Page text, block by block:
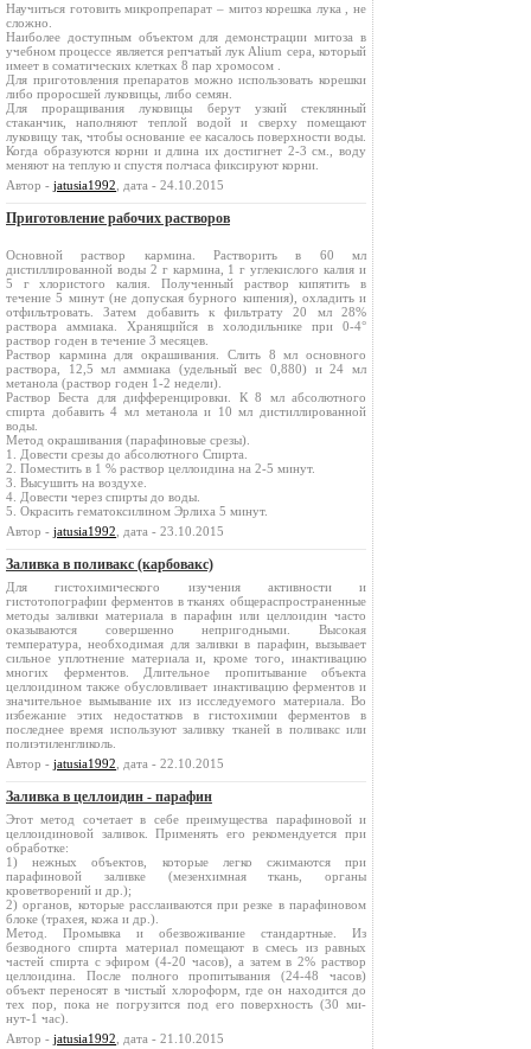
Научиться готовить микропрепарат – митоз корешка лука , не
сложно.
Наиболее доступным объектом для демонстрации митоза в
учебном процессе является репчатый лук Alium сера, который
имеет в соматических клетках 8 пар хромосом .
Для приготовления препаратов можно использовать корешки
либо проросшей луковицы, либо семян.
Для проращивания луковицы берут узкий стеклянный
стаканчик, наполняют теплой водой и сверху помещают
луковицу так, чтобы основание ее касалось поверхности воды.
Когда образуются корни и длина их достигнет 2-3 см., воду
меняют на теплую и спустя полчаса фиксируют корни.
Автор - jatusia1992 , дата - 24.10.2015
Приготовление рабочих растворов
Основной раствор кармина. Растворить в 60 мл
дистиллированной воды 2 г кармина, 1 г углекислого калия и
5 г хлористого калия. Полученный раствор кипятить в
течение 5 минут (не допуская бурного кипения), охладить и
отфильтровать. Затем добавить к фильтрату 20 мл 28%
раствора аммиака. Хранящийся в холодильнике при 0-4°
раствор годен в течение 3 месяцев.
Раствор кармина для окрашивания. Слить 8 мл основного
раствора, 12,5 мл аммиака (удельный вес 0,880) и 24 мл
метанола (раствор годен 1-2 недели).
Раствор Беста для дифференцировки. К 8 мл абсолютного
спирта добавить 4 мл метанола и 10 мл дистиллированной
воды.
Метод окрашивания (парафиновые срезы).
1. Довести срезы до абсолютного Спирта.
2. Поместить в 1 % раствор целлоидина на 2-5 минут.
3. Высушить на воздухе.
4. Довести через спирты до воды.
5. Окрасить гематоксилином Эрлиха 5 минут.
Автор - jatusia1992 , дата - 23.10.2015
Заливка в поливакс (карбовакс)
Для гистохимического изучения активности и
гистотопографии ферментов в тканях общераспространенные
методы заливки материала в парафин или целлоидин часто
оказываются совершенно непригодными. Высокая
температура, необходимая для заливки в парафин, вызывает
сильное уплотнение материала и, кроме того, инактивацию
многих ферментов. Длительное пропитывание объекта
целлоидином также обусловливает инактивацию ферментов и
значительное вымывание их из исследуемого материала. Во
избежание этих недостатков в гистохимии ферментов в
последнее время используют заливку тканей в поливакс или
полиэтиленгликоль.
Автор - jatusia1992 , дата - 22.10.2015
Заливка в целлоидин - парафин
Этот метод сочетает в себе преимущества парафиновой и
целлоидиновой заливок. Применять его рекомендуется при
обработке:
1) нежных объектов, которые легко сжимаются при
парафиновой заливке (мезенхимная ткань, органы
кроветворений и др.);
2) органов, которые расслаиваются при резке в парафиновом
блоке (трахея, кожа и др.).
Метод. Промывка и обезвоживание стандартные. Из
безводного спирта материал помещают в смесь из равных
частей спирта с эфиром (4-20 часов), а затем в 2% раствор
целлоидина. После полного пропитывания (24-48 часов)
объект переносят в чистый хлороформ, где он находится до
тех пор, пока не погрузится под его поверхность (30 ми-
нут-1 час).
Автор - jatusia1992 , дата - 21.10.2015